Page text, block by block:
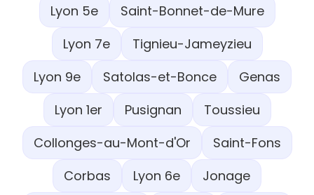
Lyon 5e
Saint-Bonnet-de-Mure
Lyon 7e
Tignieu-Jameyzieu
Lyon 9e
Satolas-et-Bonce
Genas
Lyon 1er
Pusignan
Toussieu
Collonges-au-Mont-d'Or
Saint-Fons
Corbas
Lyon 6e
Jonage